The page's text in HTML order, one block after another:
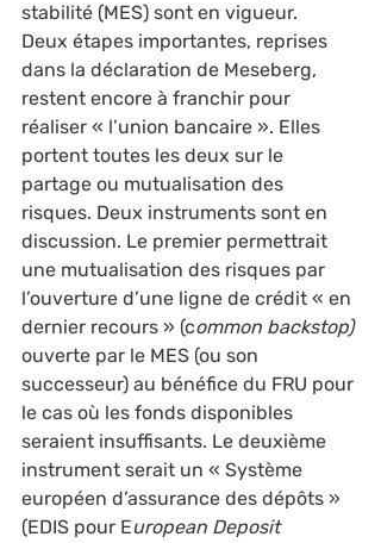
stabilité (MES) sont en vigueur.
Deux étapes importantes, reprises
dans la déclaration de Meseberg,
restent encore à franchir pour
réaliser « l’union bancaire ». Elles
portent toutes les deux sur le
partage ou mutualisation des
risques. Deux instruments sont en
discussion. Le premier permettrait
une mutualisation des risques par
l’ouverture d’une ligne de crédit « en
dernier recours » (common backstop)
ouverte par le MES (ou son
successeur) au bénéfice du FRU pour
le cas où les fonds disponibles
seraient insuffisants. Le deuxième
instrument serait un « Système
européen d’assurance des dépôts »
(EDIS pour European Deposit